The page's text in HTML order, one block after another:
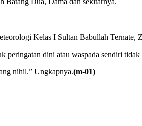
Kelas I Sultan Babullah Ternate,
peringatan dini atau waspada sendiri tidak
nihil.” Ungkapnya.(m-01)